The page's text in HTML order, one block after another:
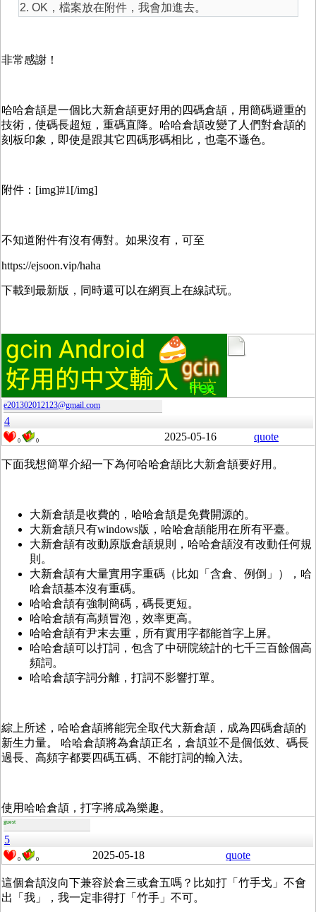
2. OK，檔案放在附件，我會加進去。
非常感謝！
哈哈倉頡是一個比大新倉頡更好用的四碼倉頡，用簡碼避重的
技術，使碼長超短，重碼直降。哈哈倉頡改變了人們對倉頡的
刻板印象，即使是跟其它四碼形碼相比，也毫不遜色。
附件：[img]#1[/img]
不知道附件有沒有傳對。如果沒有，可至
https://ejsoon.vip/haha
下載到最新版，同時還可以在網頁上在線試玩。
e201302012123@gmail.com
4
0 0 2025-05-16 quote
下面我想簡單介紹一下為何哈哈倉頡比大新倉頡要好用。
大新倉頡是收費的，哈哈倉頡是免費開源的。
大新倉頡只有windows版，哈哈倉頡能用在所有平臺。
大新倉頡有改動原版倉頡規則，哈哈倉頡沒有改動任何規
則。
大新倉頡有大量實用字重碼（比如「含倉、例倒」），哈
哈倉頡基本沒有重碼。
哈哈倉頡有強制簡碼，碼長更短。
哈哈倉頡有高頻冒泡，效率更高。
哈哈倉頡有尹末去重，所有實用字都能首字上屏。
哈哈倉頡可以打詞，包含了中研院統計的七千三百餘個高
頻詞。
哈哈倉頡字詞分離，打詞不影響打單。
綜上所述，哈哈倉頡將能完全取代大新倉頡，成為四碼倉頡的
新生力量。 哈哈倉頡將為倉頡正名，倉頡並不是個低效、碼長
過長、高頻字都要四碼五碼、不能打詞的輸入法。
使用哈哈倉頡，打字將成為樂趣。
guest
5
0 0 2025-05-18 quote
這個倉頡沒向下兼容於倉三或倉五嗎？比如打「竹手戈」不會
出「我」，我一定非得打「竹手」不可。